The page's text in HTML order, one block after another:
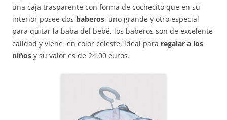
una caja trasparente con forma de cochecito que en su
interior posee dos baberos, uno grande y otro especial
para quitar la baba del bebé, los baberos son de excelente
calidad y viene en color celeste, ideal para regalar a los
niños y su valor es de 24.00 euros.